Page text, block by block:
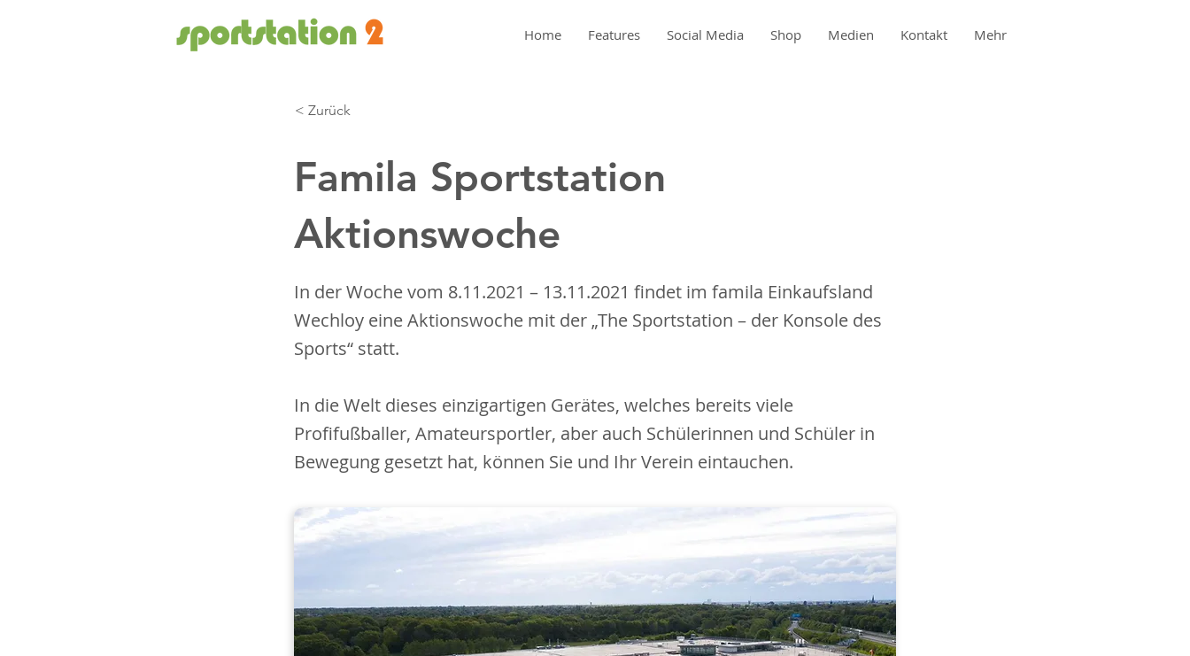
Home Features Social Media Shop Medien Kontakt Mehr
< Zurück
Famila Sportstation
Aktionswoche
In der Woche vom 8.11.2021 – 13.11.2021 findet im famila Einkaufsland
Wechloy eine Aktionswoche mit der „The Sportstation – der Konsole des
Sports“ statt.
In die Welt dieses einzigartigen Gerätes, welches bereits viele
Profifußballer, Amateursportler, aber auch Schülerinnen und Schüler in
Bewegung gesetzt hat, können Sie und Ihr Verein eintauchen.